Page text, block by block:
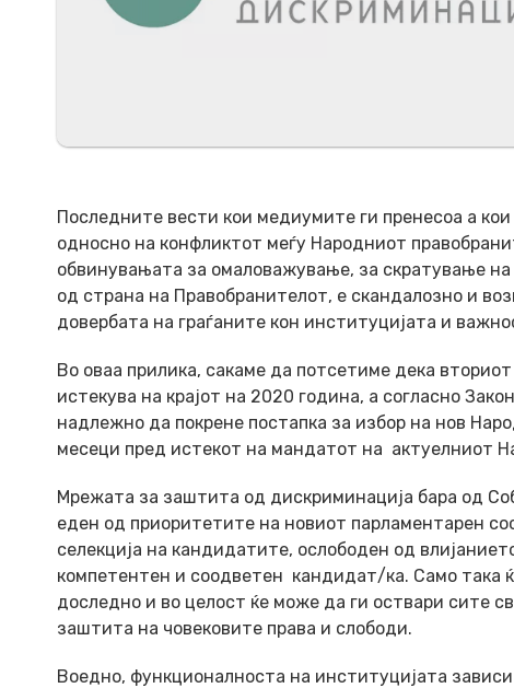
Последните вести кои медиумите ги пренесоа а
односно на конфликтот меѓу Народниот
обвинувањата за омаловажување, за скратување
од страна на Правобранителот, е скандалозно и
довербата на граѓаните кон институцијата и
Во оваа прилика, сакаме да потсетиме дека
истекува на крајот на 2020 година, а согласно
надлежно да покрене постапка за избор на нов
месеци пред истекот на мандатот на актуелниот
Мрежата за заштита од дискриминација бара од
еден од приоритетите на новиот парламентарен
селекција на кандидатите, ослободен од
компетентен и соодветен кандидат/ка. Само така
доследно и во целост ќе може да ги оствари сите
заштита на човековите права и слободи.
Воедно, функционалноста на институцијата